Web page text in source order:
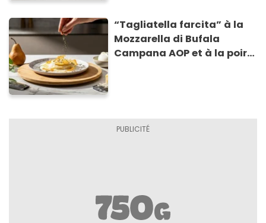
“Tagliatella farcita” à la
Mozzarella di Bufala
Campana AOP et à la poire